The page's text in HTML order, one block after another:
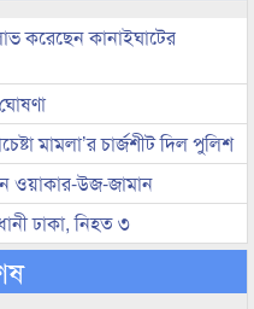
করেছেন কানাইঘাটের
মামলা’র চার্জশীট দিল পুলিশ
ওয়াকার-উজ-জামান
ঢাকা, নিহত ৩